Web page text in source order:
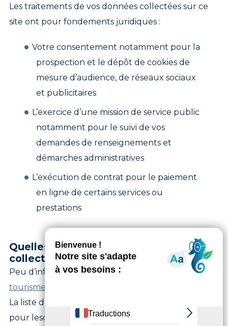
Les traitements de vos données collectées sur ce
site ont pour fondements juridiques :
Votre consentement notamment pour la
prospection et le dépôt de cookies de
mesure d’audience, de réseaux sociaux
et publicitaires
L’exercice d’une mission de service public
notamment pour le suivi de vos
demandes de renseignements et
démarches administratives
L’exécution de contrat pour le paiement
en ligne de certains services ou
prestations
Quelles données personnelles
collectons-nous ?
Peu d’informations sont collectées par le site
tourisme-vincennes-marnebois.fr
La liste de ces données personnelles et les raisons
pour lesquelles nous collectons ces informations